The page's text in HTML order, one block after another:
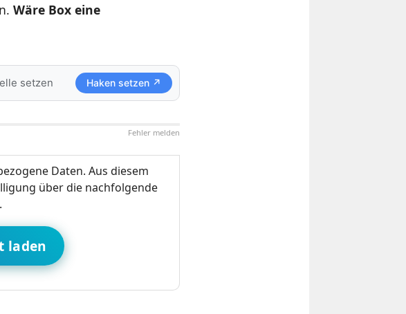
Wäre Box eine
setzen Haken setzen ↗
Fehler melden
Daten. Aus diesem
über die nachfolgende
.
laden